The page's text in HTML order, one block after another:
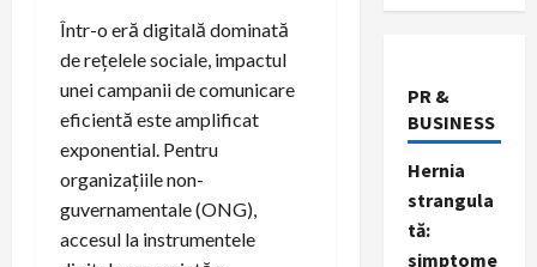
Într-o eră digitală dominată
de rețelele sociale, impactul
unei campanii de comunicare
eficientă este amplificat
exponential. Pentru
organizațiile non-
guvernamentale (ONG),
accesul la instrumentele
PR &
BUSINESS
Hernia
strangula
tă:
simptome